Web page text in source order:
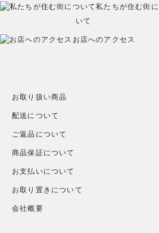
私たちが住む街
いて
お店へのアクセス
お取り扱い商品
配送について
ご返品について
商品保証について
お支払いについて
お取り置きについて
会社概要